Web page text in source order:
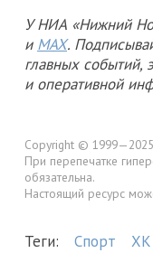
У НИА «Нижний
и MAX.
главных событий,
и оперативной
Copyright ©
При перепечатке
обязательна.
Настоящий ресурс
Теги: Спорт ХК